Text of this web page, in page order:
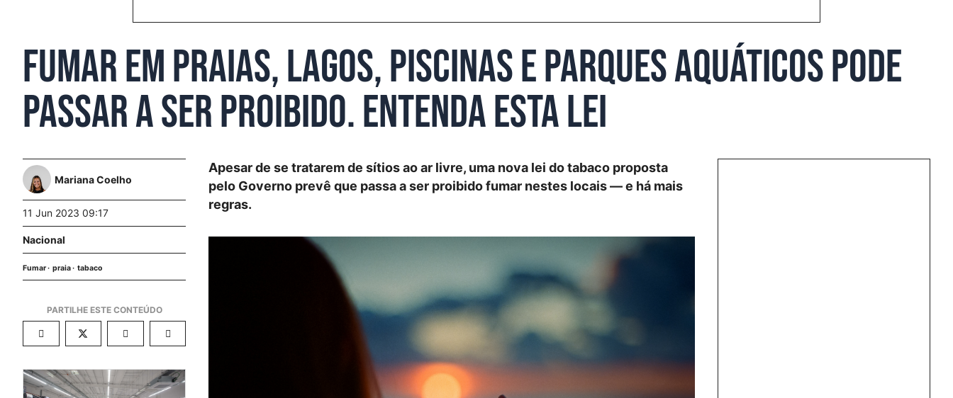
Fumar em praias, lagos, piscinas e parques aquáticos pode
passar a ser proibido. Entenda esta lei
Mariana Coelho
11 Jun 2023 09:17
Nacional
Fumar praia tabaco
Apesar de se tratarem de sítios ao ar livre, uma nova lei do tabaco proposta
pelo Governo prevê que passa a ser proibido fumar nestes locais — e há mais
regras.